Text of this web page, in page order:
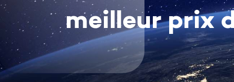
meilleur prix